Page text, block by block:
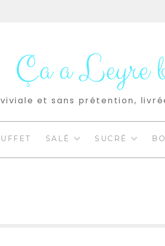
Ça a Leyre
et sans prétention,
SALÉ SUCRÉ